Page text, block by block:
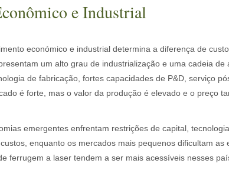
e Industrial
económico e industrial determina a diferença de
um alto grau de industrialização e uma cadeia
de fabricação, fortes capacidades de P&D, serviço
é forte, mas o valor da produção é elevado e o preço
emergentes enfrentam restrições de capital,
enquanto os mercados mais pequenos dificultam
ferrugem a laser tendem a ser mais acessíveis nesses